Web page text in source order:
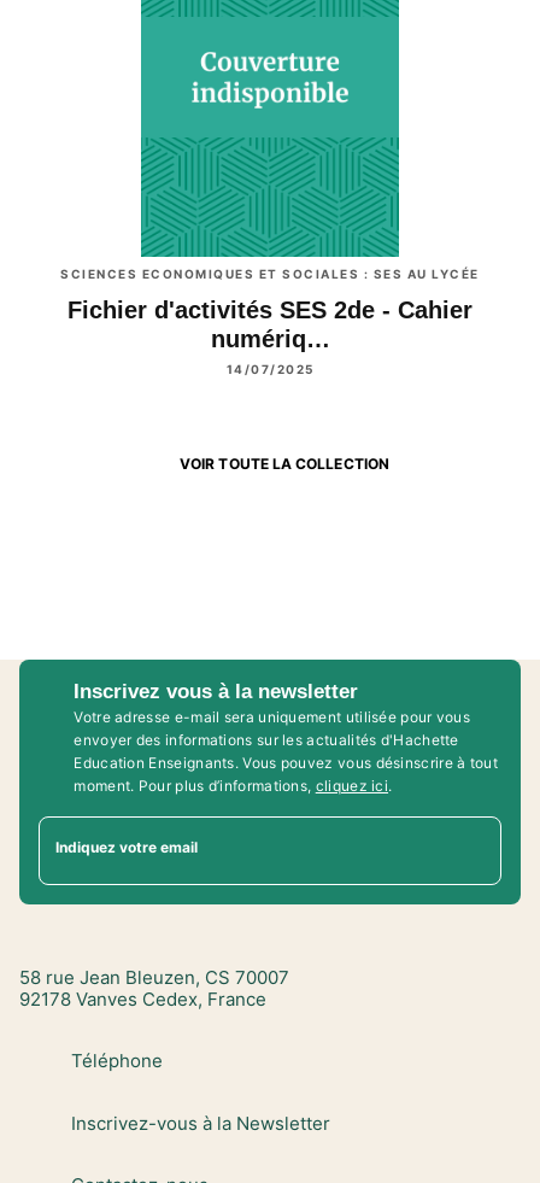
SCIENCES ECONOMIQUES ET SOCIALES : SES AU LYCÉE
Fichier d'activités SES 2de - Cahier
numériq…
14/07/2025
VOIR TOUTE LA COLLECTION
Inscrivez vous à la newsletter
Votre adresse e-mail sera uniquement utilisée pour vous
envoyer des informations sur les actualités d'Hachette
Education Enseignants. Vous pouvez vous désinscrire à tout
moment. Pour plus d’informations, cliquez ici.
Indiquez votre email
58 rue Jean Bleuzen, CS 70007
92178 Vanves Cedex, France
Téléphone
Inscrivez-vous à la Newsletter